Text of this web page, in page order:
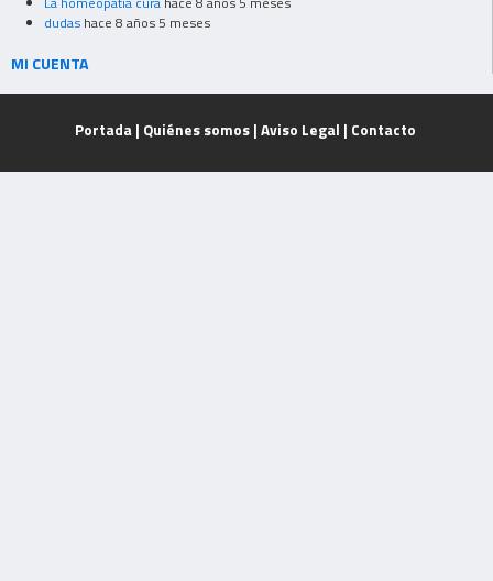
dudas hace 8 años 5 meses
MI CUENTA
Portada | Quiénes somos| Aviso Legal | Contacto